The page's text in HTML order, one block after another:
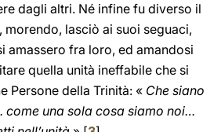
dagli altri. Né infine fu diverso il
morendo, lasciò ai suoi seguaci,
amassero fra loro, ed amandosi
quella unità ineffabile che si
Persone della Trinità: « Che siano
come una sola cosa siamo noi…